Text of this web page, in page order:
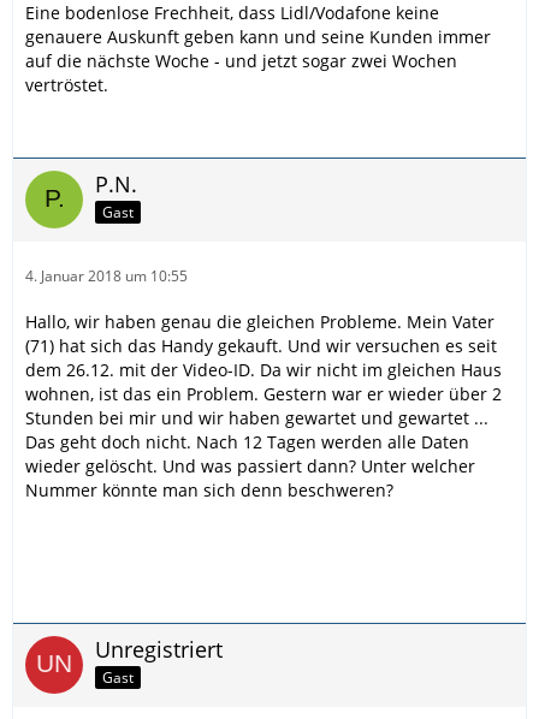
Eine bodenlose Frechheit, dass Lidl/Vodafone keine
genauere Auskunft geben kann und seine Kunden immer
auf die nächste Woche - und jetzt sogar zwei Wochen
vertröstet.
P.N.
Gast
4. Januar 2018 um 10:55
Hallo, wir haben genau die gleichen Probleme. Mein Vater
(71) hat sich das Handy gekauft. Und wir versuchen es seit
dem 26.12. mit der Video-ID. Da wir nicht im gleichen Haus
wohnen, ist das ein Problem. Gestern war er wieder über 2
Stunden bei mir und wir haben gewartet und gewartet ...
Das geht doch nicht. Nach 12 Tagen werden alle Daten
wieder gelöscht. Und was passiert dann? Unter welcher
Nummer könnte man sich denn beschweren?
Unregistriert
Gast